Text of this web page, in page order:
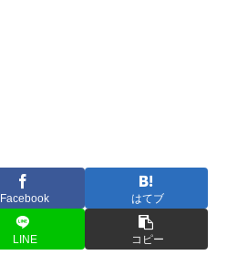
Facebook はてブ
LINE コピー